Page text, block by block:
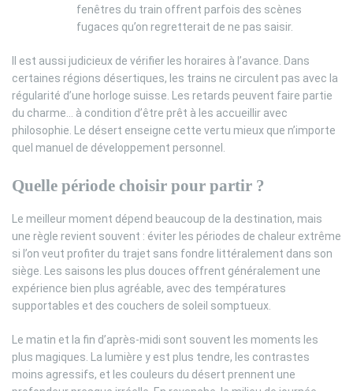
fenêtres du train offrent parfois des scènes
fugaces qu’on regretterait de ne pas saisir.
Il est aussi judicieux de vérifier les horaires à l’avance. Dans
certaines régions désertiques, les trains ne circulent pas avec la
régularité d’une horloge suisse. Les retards peuvent faire partie
du charme… à condition d’être prêt à les accueillir avec
philosophie. Le désert enseigne cette vertu mieux que n’importe
quel manuel de développement personnel.
Quelle période choisir pour partir ?
Le meilleur moment dépend beaucoup de la destination, mais
une règle revient souvent : éviter les périodes de chaleur extrême
si l’on veut profiter du trajet sans fondre littéralement dans son
siège. Les saisons les plus douces offrent généralement une
expérience bien plus agréable, avec des températures
supportables et des couchers de soleil somptueux.
Le matin et la fin d’après-midi sont souvent les moments les
plus magiques. La lumière y est plus tendre, les contrastes
moins agressifs, et les couleurs du désert prennent une